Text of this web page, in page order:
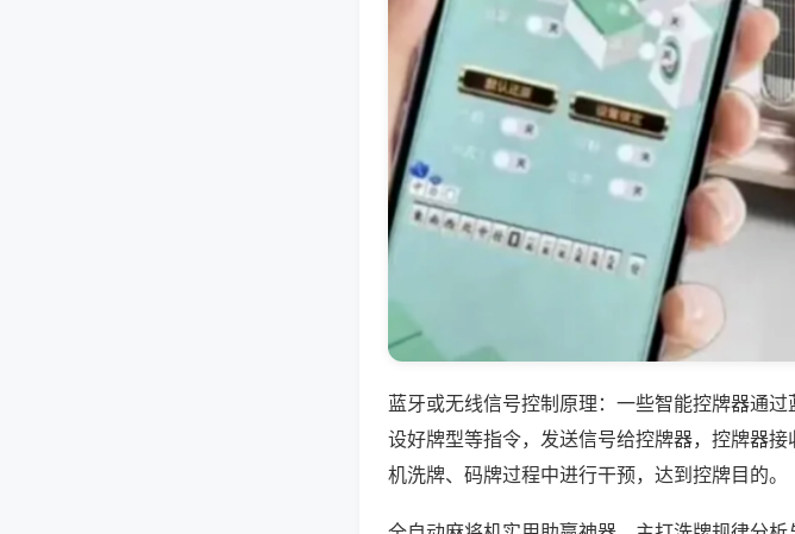
蓝牙或无线信号控制原理：一些智能控牌器通
设好牌型等指令，发送信号给控牌器，控牌器
机洗牌、码牌过程中进行干预，达到控牌目的。